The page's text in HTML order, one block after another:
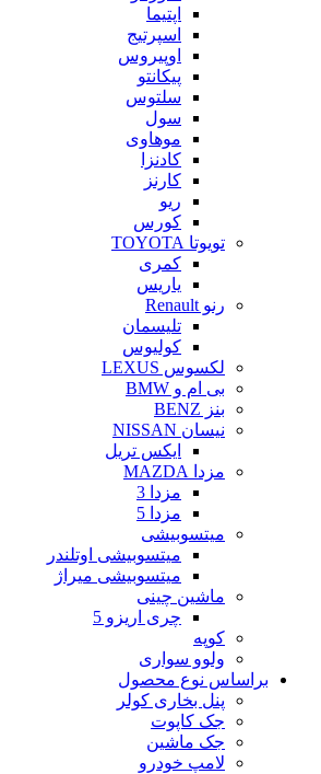
اپتیما
اسپرتیج
اوپیروس
پیکانتو
سلتوس
سول
موهاوی
کادنزا
کارنز
ریو
کورس
تویوتا TOYOTA
کمری
یاریس
رنو Renault
تلیسمان
کولیوس
لکسوس LEXUS
بی ام و BMW
بنز BENZ
نیسان NISSAN
ایکس تریل
مزدا MAZDA
مزدا 3
مزدا 5
میتسوبیشی
میتسوبیشی اوتلندر
میتسوبیشی میراژ
ماشین چینی
چری اریزو 5
کوپه
ولوو سواری
براساس نوع محصول
پنل بخاری کولر
جک کاپوت
جک ماشین
لامپ خودرو